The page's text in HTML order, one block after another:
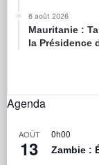
6 août 2026
Mauritanie :
la Présidence
Agenda
AOÛT
13
0h00
Zambie :